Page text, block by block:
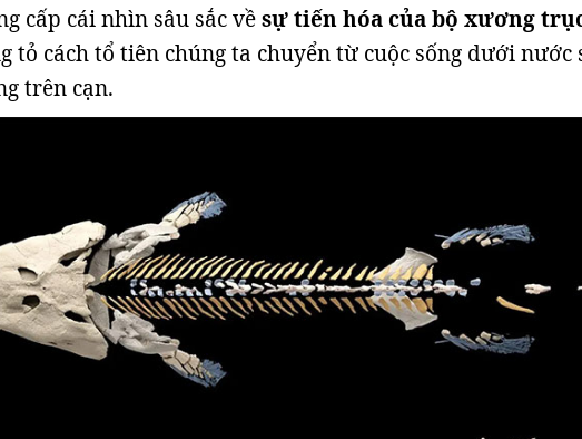
cấp cái nhìn sâu sắc vềsự tiến hóa của bộ xương
tỏ cách tổ tiên chúng ta chuyển từ cuộc sống dưới nước
trên cạn.